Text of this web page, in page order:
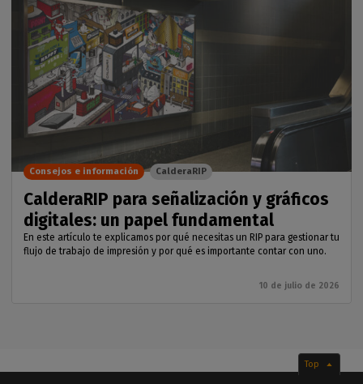
CalderaRIP para señalización y gráficos
digitales: un papel fundamental
En este artículo te explicamos por qué necesitas un RIP para gestionar tu
flujo de trabajo de impresión y por qué es importante contar con uno.
10 de julio de 2026
Consejos e información CalderaRIP
Top